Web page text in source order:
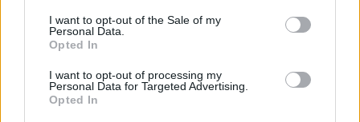
I want to opt-out of the Sale of my
Personal Data.
Opted In
I want to opt-out of processing my
Personal Data for Targeted Advertising.
Opted In